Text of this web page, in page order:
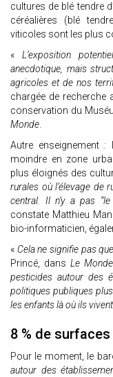
cultures de blé tendre
céréalières (blé
viticoles sont les plus
« L’exposition
anecdotique, mais
agricoles et de nos
chargée de recherche
conservation du
Monde.
Autre enseignement :
moindre en zone
plus éloignés des
rurales où l’élevage de
central. Il n’y a pas
constate Matthieu
bio-informaticien,
« Cela ne signifie pas
Princé, dans Le
pesticides autour des
politiques publiques
les enfants là où ils
8 % de
Pour le moment, le
autour des